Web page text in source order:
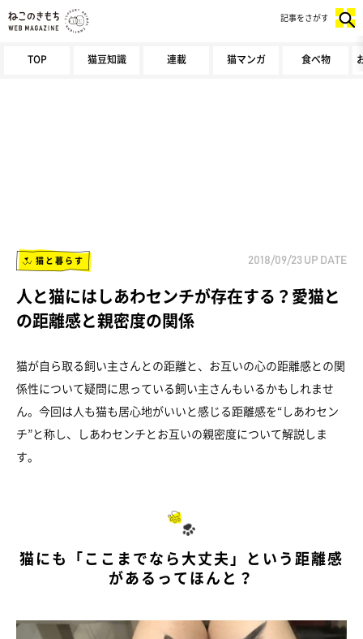
TOP 猫豆知識 連載 猫マンガ 食べ物
記事をさがす
猫と暮らす 2018/09/23 UP DATE
人と猫にはしあわセンチが存在する？愛猫と
の距離感と親密度の関係
猫が自ら取る飼い主さんとの距離と、お互いの心の距離感との関
係性について疑問に思っている飼い主さんもいるかもしれませ
ん。今回は人も猫も居心地がいいと感じる距離感を“しあわセン
チ”と称し、しあわセンチとお互いの親密度について解説しま
す。
猫にも「ここまでなら大丈夫」という距離感
があるってほんと？